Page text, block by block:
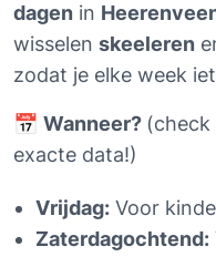
dagen in
wisselen skeeleren
zodat je elke week
📅 Wanneer?
exacte data!)
Vrijdag: Voor
Zaterdagochtend: